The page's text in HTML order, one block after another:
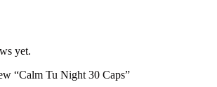
yet.
“Calm Tu Night 30 Caps”